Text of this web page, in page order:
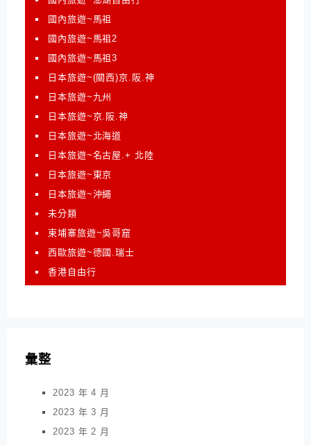
國內旅遊~馬祖
國內旅遊~馬祖2
國內旅遊~馬祖3
日本旅遊~(關西)京.阪.神
日本旅遊~九州
日本旅遊~京.阪.神
日本旅遊~北海道
日本旅遊~名古屋.+ 北陸
日本旅遊~東京
日本旅遊~沖繩
未分類
柬埔寨旅遊~吳哥窟
西歐旅遊~德國.瑞士
香港自由行
彙整
2023 年 4 月
2023 年 3 月
2023 年 2 月